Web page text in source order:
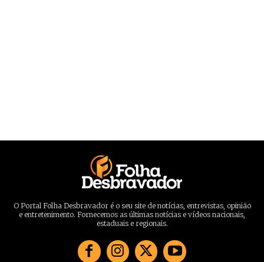
O Portal Folha Desbravador é o seu site de notícias, entrevistas, opinião
e entretenimento. Fornecemos as últimas notícias e vídeos nacionais,
estaduais e regionais.